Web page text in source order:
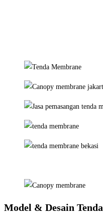
Model & Desain